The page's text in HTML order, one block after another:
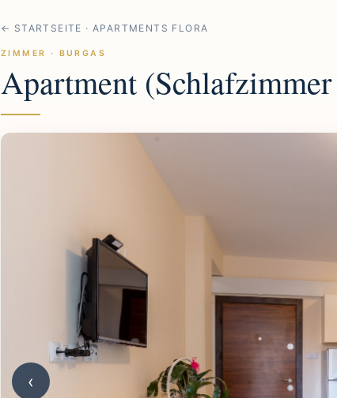
← STARTSEITE · APARTMENTS FLORA
ZIMMER · BURGAS
Apartment
‹